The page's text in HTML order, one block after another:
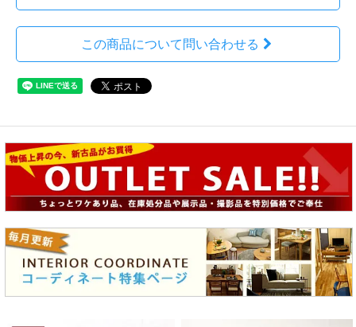
この商品について問い合わせる